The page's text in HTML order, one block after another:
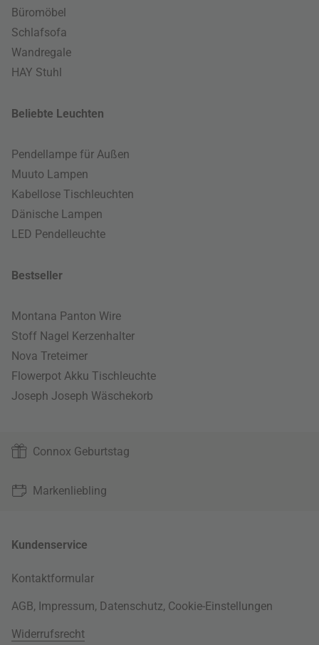
Büromöbel
Schlafsofa
Wandregale
HAY Stuhl
Beliebte Leuchten
Pendellampe für Außen
Muuto Lampen
Kabellose Tischleuchten
Dänische Lampen
LED Pendelleuchte
Bestseller
Montana Panton Wire
Stoff Nagel Kerzenhalter
Nova Treteimer
Flowerpot Akku Tischleuchte
Joseph Joseph Wäschekorb
Connox Geburtstag
Markenliebling
Kundenservice
Kontaktformular
AGB, Impressum, Datenschutz, Cookie-Einstellungen
Widerrufsrecht